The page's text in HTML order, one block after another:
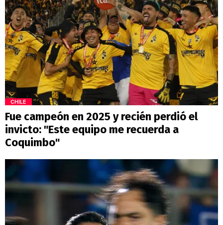
CHILE
Fue campeón en 2025 y recién perdió el
invicto: "Este equipo me recuerda a
Coquimbo"